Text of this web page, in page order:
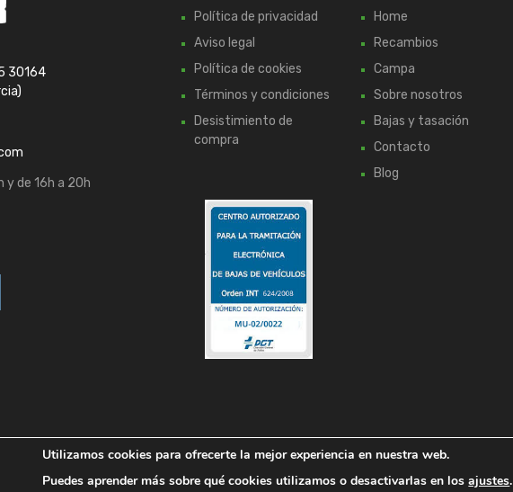
30164
y de 16h a 20h
Política de privacidad
Aviso legal
Política de cookies
Términos y condiciones
Desistimiento de
compra
Home
Recambios
Campa
Sobre nosotros
Bajas y tasación
Contacto
Blog
Utilizamos cookies para ofrecerte la mejor experiencia en nuestra web.
Puedes aprender más sobre qué cookies utilizamos o desactivarlas en losajustes.